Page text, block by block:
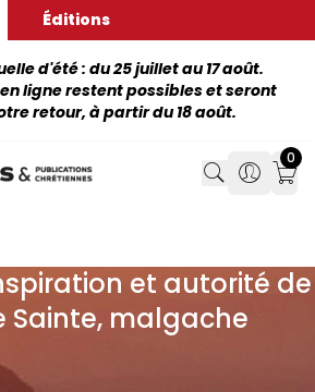
Éditions
d'été : du 25 juillet au 17 août.
ligne restent possibles et seront
retour, à partir du 18 août.
Search
Search
0
et autorité de
Sainte, malgache